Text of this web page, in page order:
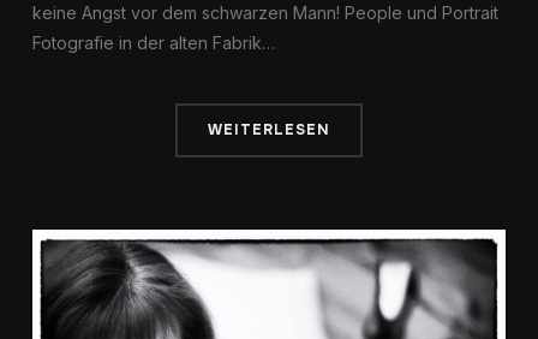
keine Angst vor dem schwarzen Mann! People und Portrait
Fotografie in der alten Fabrik…
WEITERLESEN